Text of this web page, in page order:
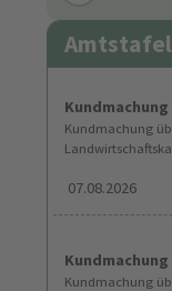
Amtstafel
Kundmachung
Kundmachung
07.08.2026
Kundmachung
Kundmachung